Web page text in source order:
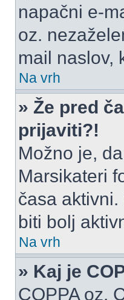
napačni e-
oz.
mail naslov,
Na vrh
» Že pred
prijaviti?!
Možno je,
Marsikateri
časa
biti bolj
Na vrh
» Kaj je
COPPA oz.